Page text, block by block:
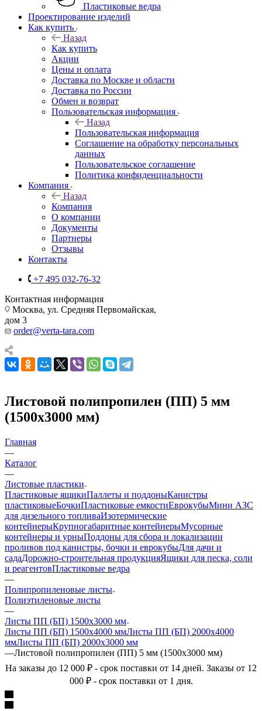
Пластиковые ведра
Проектирование изделий
Как купить
Назад
Как купить
Акции
Цены и оплата
Доставка по Москве и области
Доставка по России
Обмен и возврат
Пользовательская информация
Назад
Пользовательская информация
Соглашение на обработку персональных
данных
Пользовательское соглашение
Политика конфиденциальности
Компания
Назад
Компания
О компании
Документы
Партнеры
Отзывы
Контакты
+7 495 032-76-32
Контактная информация
Москва, ул. Средняя Первомайская,
дом 3
order@verta-tara.com
Листовой полипропилен (ПП) 5 мм
(1500х3000 мм)
Главная
—
Каталог
—
Листовые пластики
Пластиковые ящикиПаллеты и поддоныКанистры
пластиковыеБочкиПластиковые емкостиЕврокубыМини АЗС
для дизельного топливаИзотермические
контейнерыКрупногабаритные контейнерыМусорные
контейнеры и урныПоддоны для сбора и локализации
проливов под канистры, бочки и еврокубыДля дачи и
садаДорожно-строительная продукцияЯщики для песка, соли
и реагентовПластиковые ведра
—
Полипропиленовые листы
Полиэтиленовые листы
—
Листы ПП (БП) 1500х3000 мм
Листы ПП (БП) 1500х4000 ммЛисты ПП (БП) 2000х4000
ммЛисты ПП (БП) 2000х3000 мм
—Листовой полипропилен (ПП) 5 мм (1500х3000 мм)
На заказы до 12 000 ₽ - срок поставки от 14 дней. Заказы от 12
000 ₽ - срок поставки от 1 дня.